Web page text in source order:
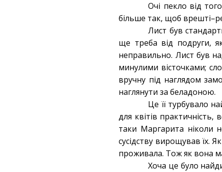
Очі пекло від
більше так, щоб
Лист був
ще треба від подруги,
неправильно. Лист був
минулими вісточками;
вручну під наглядом
наглянути за беладоною.
Це її турбувало
для квітів
таки Маргарита ніколи
сусідству вирощував їх.
проживала. Тож як вона
Хоча це було